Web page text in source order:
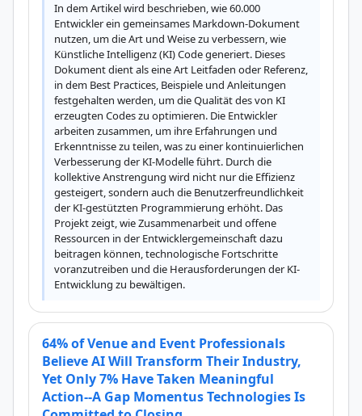
In dem Artikel wird beschrieben, wie 60.000
Entwickler ein gemeinsames Markdown-Dokument
nutzen, um die Art und Weise zu verbessern, wie
Künstliche Intelligenz (KI) Code generiert. Dieses
Dokument dient als eine Art Leitfaden oder Referenz,
in dem Best Practices, Beispiele und Anleitungen
festgehalten werden, um die Qualität des von KI
erzeugten Codes zu optimieren. Die Entwickler
arbeiten zusammen, um ihre Erfahrungen und
Erkenntnisse zu teilen, was zu einer kontinuierlichen
Verbesserung der KI-Modelle führt. Durch die
kollektive Anstrengung wird nicht nur die Effizienz
gesteigert, sondern auch die Benutzerfreundlichkeit
der KI-gestützten Programmierung erhöht. Das
Projekt zeigt, wie Zusammenarbeit und offene
Ressourcen in der Entwicklergemeinschaft dazu
beitragen können, technologische Fortschritte
voranzutreiben und die Herausforderungen der KI-
Entwicklung zu bewältigen.
64% of Venue and Event Professionals
Believe AI Will Transform Their Industry,
Yet Only 7% Have Taken Meaningful
Action--A Gap Momentus Technologies Is